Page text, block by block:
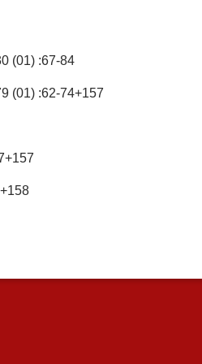
(01) :67-84
(01) :62-74+157